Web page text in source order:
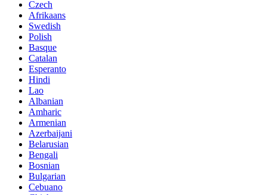
Czech
Afrikaans
Swedish
Polish
Basque
Catalan
Esperanto
Hindi
Lao
Albanian
Amharic
Armenian
Azerbaijani
Belarusian
Bengali
Bosnian
Bulgarian
Cebuano